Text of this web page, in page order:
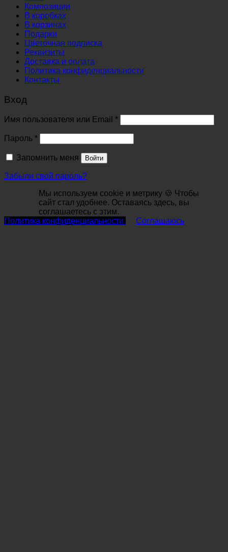
Композиции
В коробках
В корзинах
Подарки
Цветочная подписка
Реквизиты
Доставка и оплата
Политика конфиденциальности
Контакты
Вход
Имя пользователя или Email *Обязательно
Пароль *Обязательно
Запомнить меня Войти
Забыли свой пароль?
Мы используем cookie и метрику 🍪 Чтобы
сайт стал удобнее. Оставаясь здесь, вы
соглашаетесь с этим.
Политика конфиденциальности
Соглашаюсь